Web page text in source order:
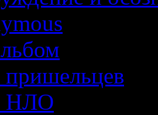
НЛО